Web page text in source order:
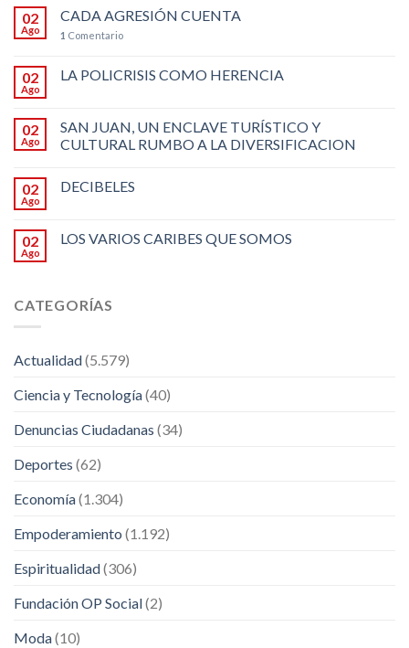
02
Ago
CADA AGRESIÓN CUENTA
1 Comentario
02
Ago
LA POLICRISIS COMO HERENCIA
02
Ago
SAN JUAN, UN ENCLAVE TURÍSTICO Y
CULTURAL RUMBO A LA DIVERSIFICACION
02
Ago
DECIBELES
02
Ago
LOS VARIOS CARIBES QUE SOMOS
CATEGORÍAS
Actualidad(5.579)
Ciencia y Tecnología(40)
Denuncias Ciudadanas (34)
Deportes (62)
Economía(1.304)
Empoderamiento (1.192)
Espiritualidad(306)
Fundación OP Social(2)
Moda(10)